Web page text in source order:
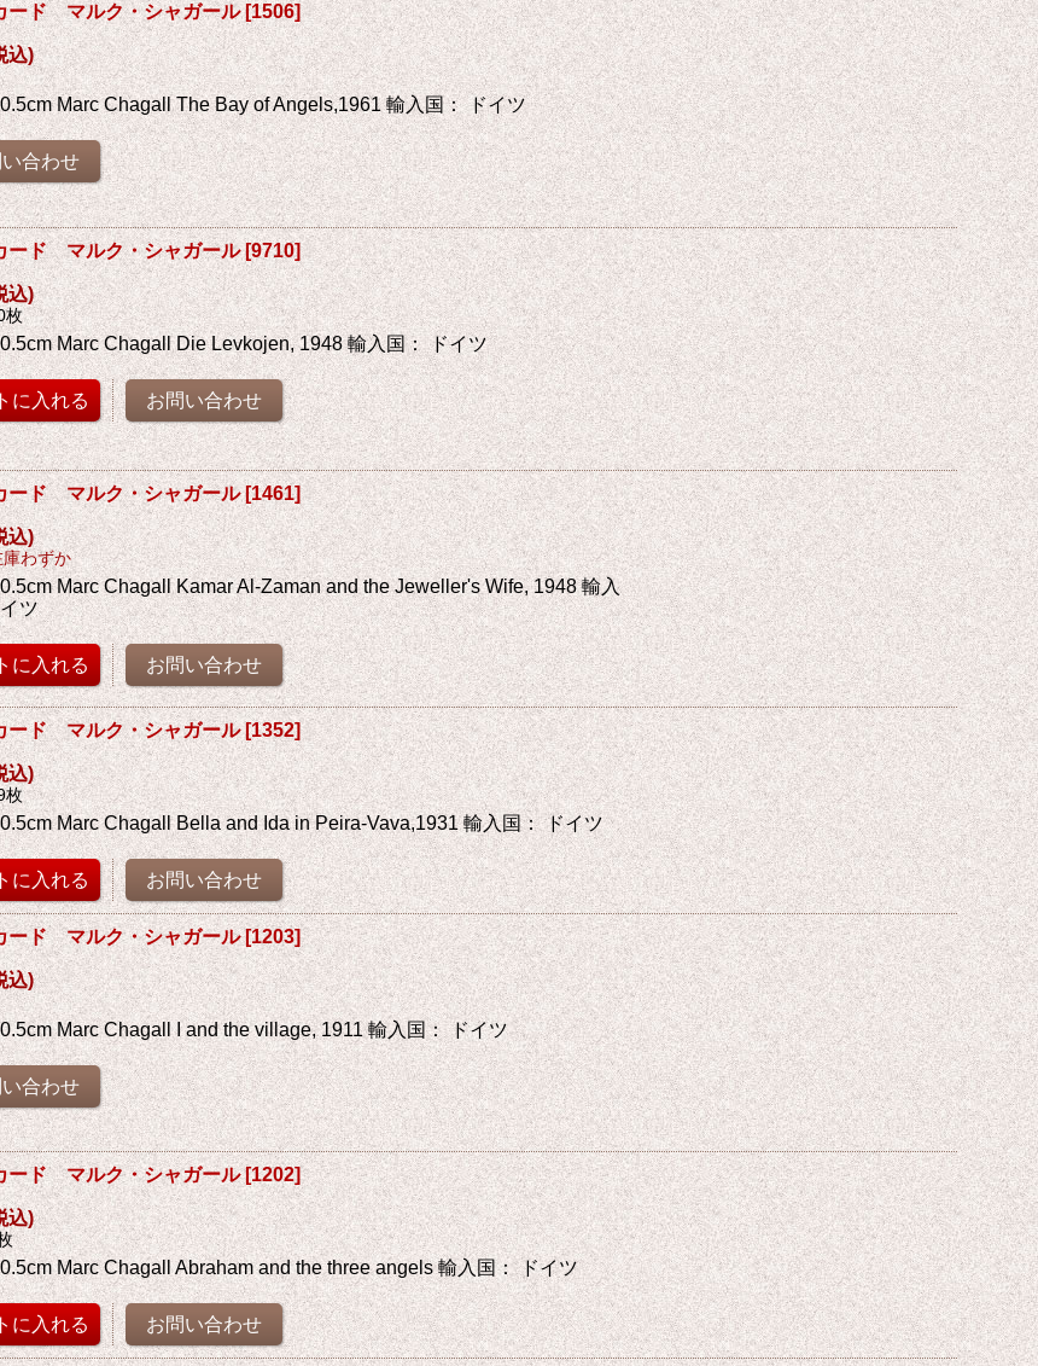
ード マルク・シャガール [1506]
込)
Marc Chagall The Bay of Angels,1961 輸入国： ドイツ
ード マルク・シャガール [9710]
込)
枚
Marc Chagall Die Levkojen, 1948 輸入国： ドイツ
ード マルク・シャガール [1461]
込)
わずか
Marc Chagall Kamar Al-Zaman and the Jeweller's Wife, 1948 輸入
ツ
ード マルク・シャガール [1352]
込)
枚
Marc Chagall Bella and Ida in Peira-Vava,1931 輸入国： ドイツ
ード マルク・シャガール [1203]
込)
Marc Chagall I and the village, 1911 輸入国： ドイツ
ード マルク・シャガール [1202]
込)
Marc Chagall Abraham and the three angels 輸入国： ドイツ